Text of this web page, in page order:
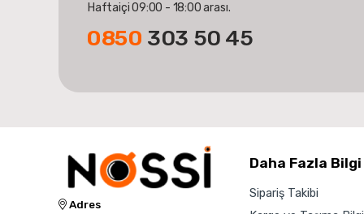
Haftaiçi 09:00 - 18:00 arası.
0850 303 50 45
Adres
Daha Fazla Bilgi
Sipariş Takibi